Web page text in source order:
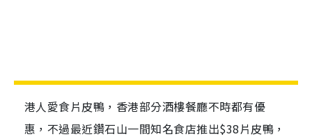
港人愛食片皮鴨，香港部分酒樓餐廳不時都有優
惠，不過最近鑽石山一間知名食店推出$38片皮鴨，